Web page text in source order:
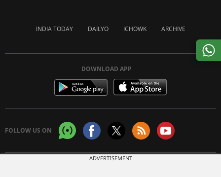
INDIA TODAY DAILYO ICHOWK ARCHIVE
DOWNLOAD APP
FOLLOW US ON
ADVERTISEMENT